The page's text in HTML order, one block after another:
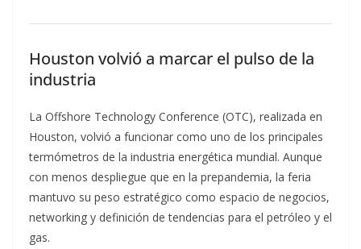
Houston volvió a marcar el pulso de la
industria
La Offshore Technology Conference (OTC), realizada en
Houston, volvió a funcionar como uno de los principales
termómetros de la industria energética mundial. Aunque
con menos despliegue que en la prepandemia, la feria
mantuvo su peso estratégico como espacio de negocios,
networking y definición de tendencias para el petróleo y el
gas.